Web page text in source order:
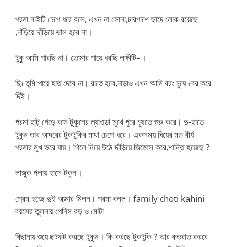
পরমা নাইটি চেপে ধরে বলে, এখন না সোনা,চারপাশে ছাদে লোক রয়েছে
,দাঁড়িয়ে দাঁড়িয়ে ভাল হবে না।
টুকু আমি পারছি না। তোমার পায়ে ধরছি লক্ষীটি–।
ছিঃ তুমি পায়ে হাত দেবে না। রাতে হবে,দাড়াও এখন আমি বরং চুষে বের করে
দিই।
পরমা হাটূ গেড়ে বসে টুকুনের ল্যাওড়া মুখে পুরে চুষতে শুরু করে। দু-হাতে
টুকুন তার আদরের টুকটুকির মাথা চেপে ধরে। একসময় ঘিয়ের মত বীর্য
পরমার মুখ ভরে যায়। গিলে নিয়ে উঠে দাঁড়িয়ে জিজ্ঞেস করে,শান্তি হয়েছে ?
লাজুক গলায় হাসে টকুন।
প্রেম হচ্ছে দুই আত্মার মিলন। পরমা বলল। family choti kahini
বয়সের তুলনায় পেনিস বড় ও মোটা
বিছানায় শুয়ে ছটফট করছে টুকুন। কি করছে টুকটুকি ? আর কতরাত করবে